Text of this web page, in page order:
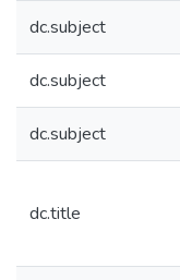
dc.subject
dc.subject
dc.subject
dc.title